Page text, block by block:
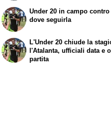
Under 20 in campo
dove seguirla
L'Under 20 chiude la
l'Atalanta, ufficiali data e
partita